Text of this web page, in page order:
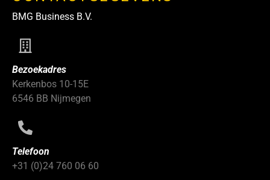
BMG Business B.V.
Bezoekadres
Kerkenbos 10-15E
6546 BB Nijmegen
Telefoon
+31 (0)24 760 06 60